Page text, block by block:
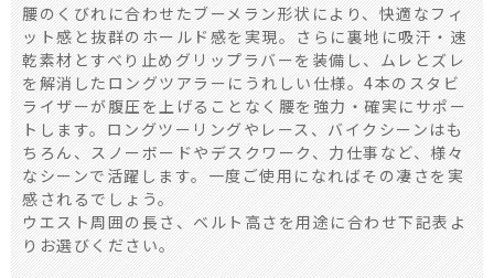
腰のくびれに合わせたブーメラン形状により、快適なフィ
ット感と抜群のホールド感を実現。さらに裏地に吸汗・速
乾素材とすべり止めグリップラバーを装備し、ムレとズレ
を解消したロングツアラーにうれしい仕様。4本のスタビ
ライザーが腹圧を上げることなく腰を強力・確実にサポー
トします。ロングツーリングやレース、バイクシーンはも
ちろん、スノーボードやデスクワーク、力仕事など、様々
なシーンで活躍します。一度ご使用になればその凄さを実
感されるでしょう。
ウエスト周囲の長さ、ベルト高さを用途に合わせ下記表よ
りお選びください。